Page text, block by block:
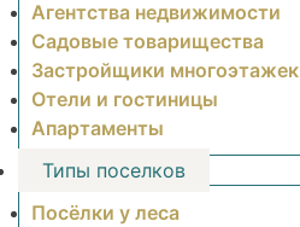
Агентства недвижимости
Садовые товарищества
Застройщики многоэтажек
Отели и гостиницы
Апартаменты
Типы поселков
Посёлки у леса